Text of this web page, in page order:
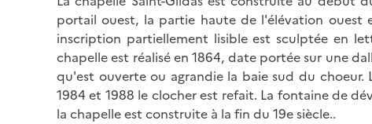
portail ouest, la partie haute de l'élévation ouest
inscription partiellement lisible est sculptée en
chapelle est réalisé en 1864, date portée sur une
qu'est ouverte ou agrandie la baie sud du choeur.
1984 et 1988 le clocher est refait. La fontaine de
la chapelle est construite à la fin du 19e siècle..